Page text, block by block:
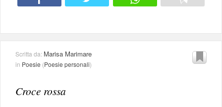
Scritta da: Marisa Marimare
in Poesie (Poesie personali)
Croce rossa